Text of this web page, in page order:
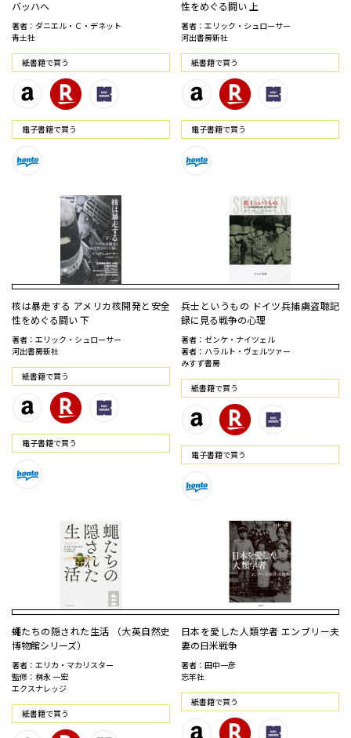
バッハへ
著者：ダニエル・Ｃ・デネット
青土社
紙書籍で買う
電⼦書籍で買う
性をめぐる闘い 上
著者：エリック・シュローサー
河出書房新社
紙書籍で買う
電⼦書籍で買う
核は暴走する アメリカ核開発と安全
性をめぐる闘い 下
著者：エリック・シュローサー
河出書房新社
紙書籍で買う
電⼦書籍で買う
兵士というもの ドイツ兵捕虜盗聴記
録に見る戦争の心理
著者：ゼンケ・ナイツェル
著者：ハラルト・ヴェルツァー
みすず書房
紙書籍で買う
電⼦書籍で買う
蠅たちの隠された生活 （大英自然史
博物館シリーズ）
著者：エリカ・マカリスター
監修：桝永 一宏
エクスナレッジ
紙書籍で買う
日本を愛した人類学者 エンブリー夫
妻の日米戦争
著者：田中一彦
忘羊社
紙書籍で買う